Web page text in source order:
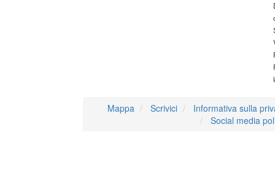
Mappa Scrivici
Informativa sulla
Social media